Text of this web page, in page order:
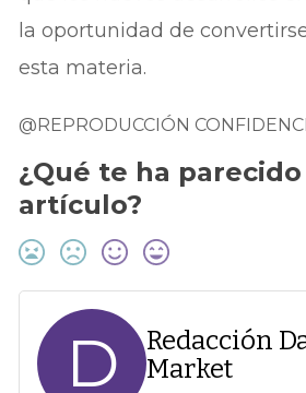
la oportunidad de
esta materia.
@REPRODUCCIÓN
¿Qué te ha
artículo?
D
Redacción
Market